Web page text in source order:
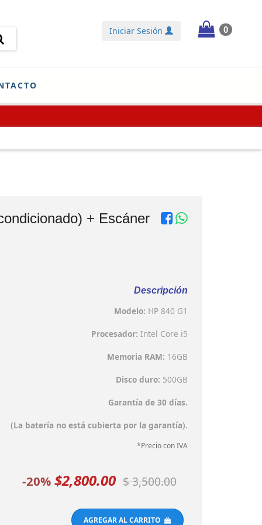
Iniciar Sesión 0
+ Escáner
Descripción
Modelo: HP 840 G1
Procesador: Intel Core i5
Memoria RAM: 16GB
Disco duro: 500GB
Garantía de 30 días.
(La batería no está cubierta por la garantía).
*Precio con IVA
-20% $2,800.00 $ 3,500.00
AGREGAR AL CARRITO